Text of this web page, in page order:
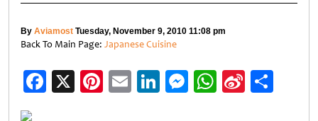
By Aviamost Tuesday, November 9, 2010 11:08 pm
Back To Main Page: Japanese Cuisine
Facebook
X Pinterest
EmailLinkedIn
Messenger
WhatsApp
Sina